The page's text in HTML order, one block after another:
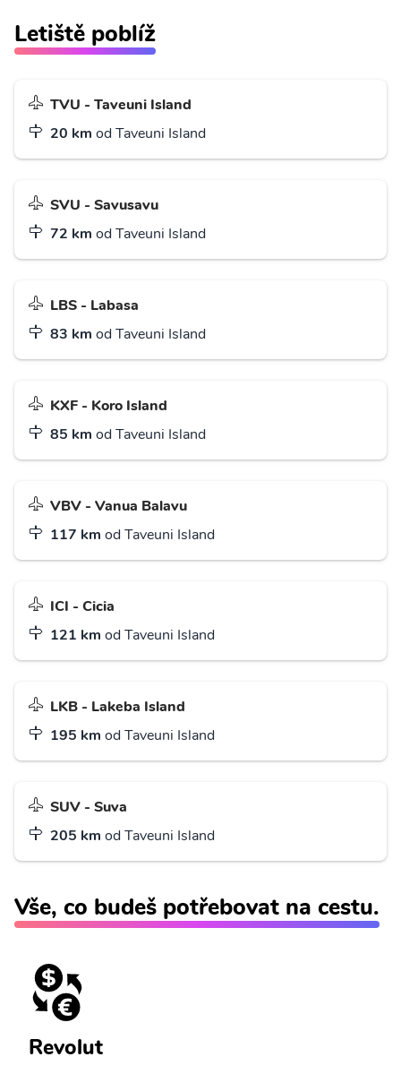
Letiště poblíž
TVU - Taveuni Island
20 km od Taveuni Island
SVU - Savusavu
72 km od Taveuni Island
LBS - Labasa
83 km od Taveuni Island
KXF - Koro Island
85 km od Taveuni Island
VBV - Vanua Balavu
117 km od Taveuni Island
ICI - Cicia
121 km od Taveuni Island
LKB - Lakeba Island
195 km od Taveuni Island
SUV - Suva
205 km od Taveuni Island
Vše, co budeš potřebovat na cestu.
Revolut